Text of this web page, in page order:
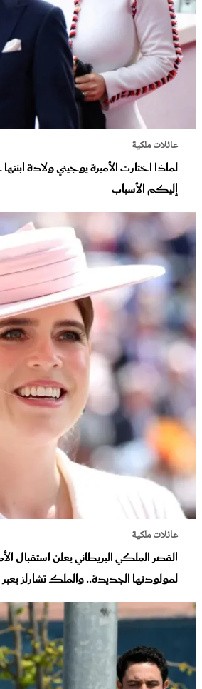
عائلات ملكية
لماذا اختارت الأميرة يوجيني ولادة
إليكم الأسباب
عائلات ملكية
القصر الملكي البريطاني يعلن استقبال
لمولودتها الجديدة.. والملك تشارلز